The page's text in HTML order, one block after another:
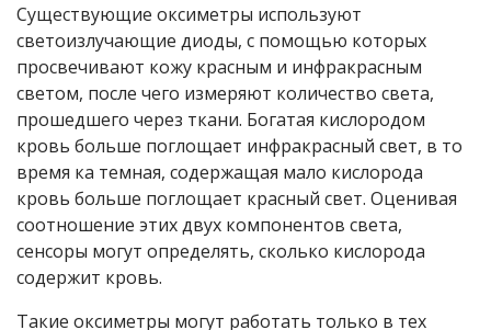
Существующие оксиметры используют
светоизлучающие диоды, с помощью которых
просвечивают кожу красным и инфракрасным
светом, после чего измеряют количество света,
прошедшего через ткани. Богатая кислородом
кровь больше поглощает инфракрасный свет, в то
время ка темная, содержащая мало кислорода
кровь больше поглощает красный свет. Оценивая
соотношение этих двух компонентов света,
сенсоры могут определять, сколько кислорода
содержит кровь.
Такие оксиметры могут работать только в тех